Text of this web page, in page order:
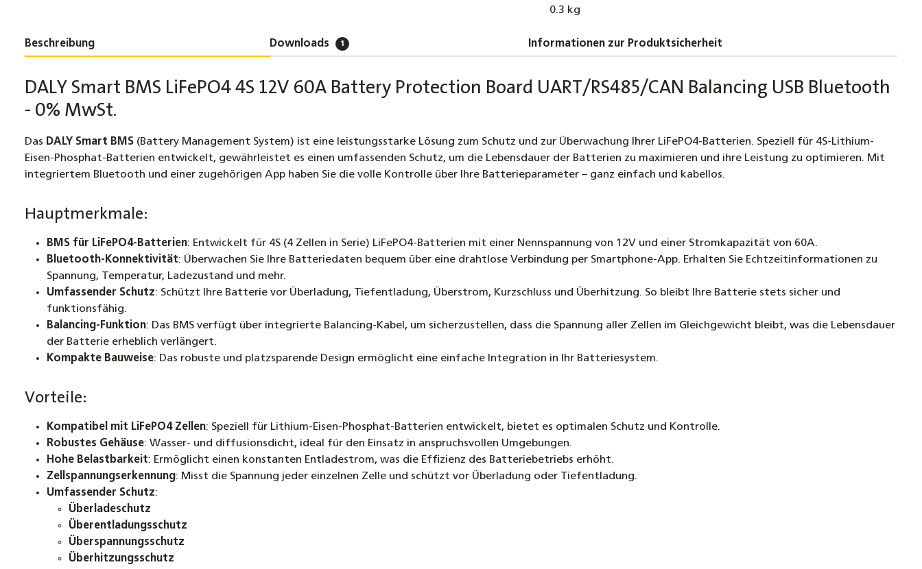
0.3 kg
Beschreibung Downloads 1 Informationen zur Produktsicherheit
DALY Smart BMS LiFePO4 4S 12V 60A Battery Protection Board UART/RS485/CAN Balancing USB Bluetooth
- 0% MwSt.
Das DALY Smart BMS (Battery Management System) ist eine leistungsstarke Lösung zum Schutz und zur Überwachung Ihrer LiFePO4-Batterien. Speziell für 4S-Lithium-
Eisen-Phosphat-Batterien entwickelt, gewährleistet es einen umfassenden Schutz, um die Lebensdauer der Batterien zu maximieren und ihre Leistung zu optimieren. Mit
integriertem Bluetooth und einer zugehörigen App haben Sie die volle Kontrolle über Ihre Batterieparameter – ganz einfach und kabellos.
Hauptmerkmale:
BMS für LiFePO4-Batterien: Entwickelt für 4S (4 Zellen in Serie) LiFePO4-Batterien mit einer Nennspannung von 12V und einer Stromkapazität von 60A.
Bluetooth-Konnektivität: Überwachen Sie Ihre Batteriedaten bequem über eine drahtlose Verbindung per Smartphone-App. Erhalten Sie Echtzeitinformationen zu
Spannung, Temperatur, Ladezustand und mehr.
Umfassender Schutz: Schützt Ihre Batterie vor Überladung, Tiefentladung, Überstrom, Kurzschluss und Überhitzung. So bleibt Ihre Batterie stets sicher und
funktionsfähig.
Balancing-Funktion: Das BMS verfügt über integrierte Balancing-Kabel, um sicherzustellen, dass die Spannung aller Zellen im Gleichgewicht bleibt, was die Lebensdauer
der Batterie erheblich verlängert.
Kompakte Bauweise: Das robuste und platzsparende Design ermöglicht eine einfache Integration in Ihr Batteriesystem.
Vorteile:
Kompatibel mit LiFePO4 Zellen: Speziell für Lithium-Eisen-Phosphat-Batterien entwickelt, bietet es optimalen Schutz und Kontrolle.
Robustes Gehäuse: Wasser- und diffusionsdicht, ideal für den Einsatz in anspruchsvollen Umgebungen.
Hohe Belastbarkeit: Ermöglicht einen konstanten Entladestrom, was die Effizienz des Batteriebetriebs erhöht.
Zellspannungserkennung: Misst die Spannung jeder einzelnen Zelle und schützt vor Überladung oder Tiefentladung.
Umfassender Schutz:
Überladeschutz
Überentladungsschutz
Überspannungsschutz
Überhitzungsschutz